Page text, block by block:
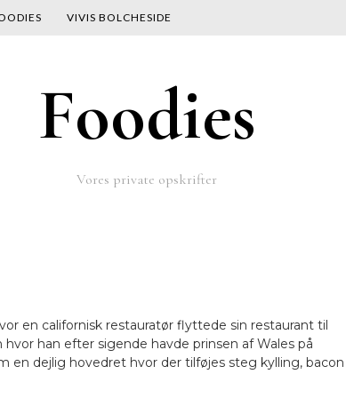
VIVIS BOLCHESIDE
Foodies
Vores private opskrifter
en californisk restauratør flyttede sin restaurant til
han efter sigende havde prinsen af Wales på
en dejlig hovedret hvor der tilføjes steg kylling, bacon